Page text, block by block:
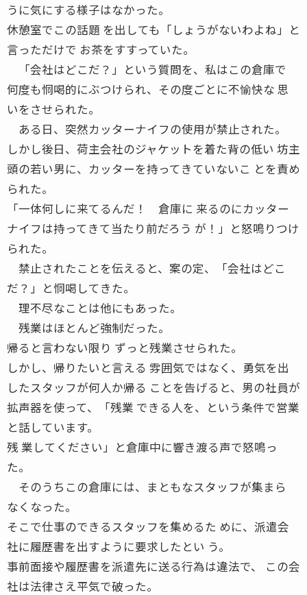
うに気にする様子はなかった。
休憩室でこの話題 を出しても「しょうがないわよね」と
言っただけで お茶をすすっていた。
「会社はどこだ？」という質問を、私はこの倉庫で
何度も恫喝的にぶつけられ、その度ごとに不愉快な 思
いをさせられた。
ある日、突然カッターナイフの使用が禁止された。
しかし後日、荷主会社のジャケットを着た背の低い 坊主
頭の若い男に、カッターを持ってきていないこ とを責め
られた。
「一体何しに来てるんだ！ 倉庫に 来るのにカッター
ナイフは持ってきて当たり前だろう が！」と怒鳴りつけ
られた。
禁止されたことを伝えると、案の定、「会社はどこ
だ？」と恫喝してきた。
理不尽なことは他にもあった。
残業はほとんど強制だった。
帰ると言わない限り ずっと残業させられた。
しかし、帰りたいと言える 雰囲気ではなく、勇気を出
したスタッフが何人か帰る ことを告げると、男の社員が
拡声器を使って、「残業 できる人を、という条件で営業
と話しています。
残 業してください」と倉庫中に響き渡る声で怒鳴っ
た。
そのうちこの倉庫には、まともなスタッフが集まら
なくなった。
そこで仕事のできるスタッフを集めるた めに、派遣会
社に履歴書を出すように要求したとい う。
事前面接や履歴書を派遣先に送る行為は違法で、 この会
社は法律さえ平気で破った。